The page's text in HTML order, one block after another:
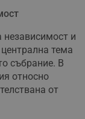
независимост и
тема
събрание. В
относно
от